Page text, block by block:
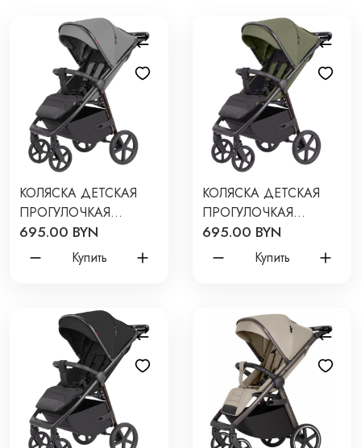
КОЛЯСКА ДЕТСКАЯ
ПРОГУЛОЧКАЯ
CARRELLO BRAVO +
2026 ЦВЕТ: FOREST
GREY CRL-5515
695.00 BYN
Купить
КОЛЯСКА ДЕТСКАЯ
ПРОГУЛОЧКАЯ
CARRELLO BRAVO +
2026 ЦВЕТ: MIDNIGHT
GREEN CRL-5515
695.00 BYN
Купить